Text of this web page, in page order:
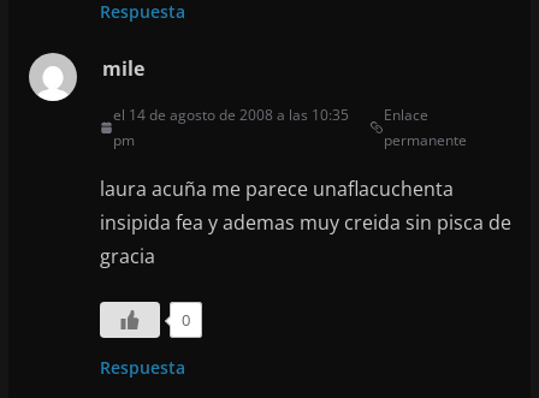
Respuesta
mile
el 14 de agosto de 2008 a las 10:35
pm
Enlace
permanente
laura acuña me parece unaflacuchenta
insipida fea y ademas muy creida sin pisca de
gracia
0
Respuesta